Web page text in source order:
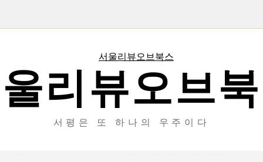
리뷰오브
서평은 또 하나의 우주이다